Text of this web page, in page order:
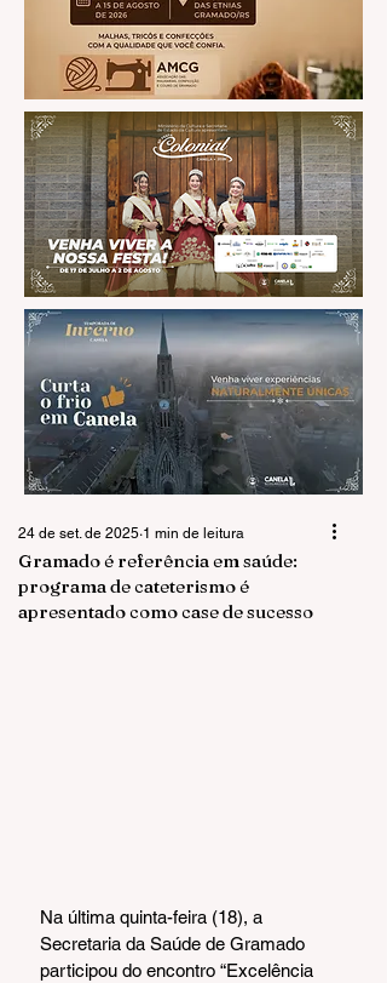
Gramado é referência em saúde:
programa de cateterismo é
apresentado como case de sucesso
24 de set. de 2025 1 min de leitura
Na última quinta-feira (18), a
Secretaria da Saúde de Gramado
participou do encontro “Excelência